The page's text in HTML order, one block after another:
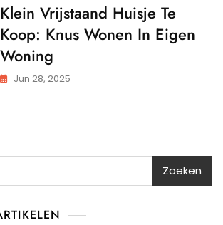
Klein Vrijstaand Huisje Te
Koop: Knus Wonen In Eigen
Woning
Jun 28, 2025
Zoeken